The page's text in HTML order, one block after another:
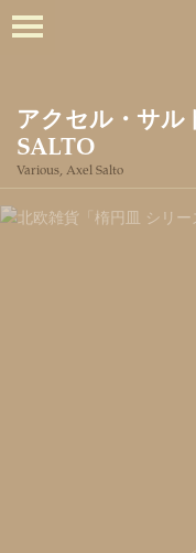
アクセル・サル
SALTO
Various, Axel Salto